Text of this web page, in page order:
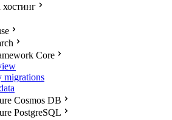
Core
migrations
Cosmos DB
PostgreSQL